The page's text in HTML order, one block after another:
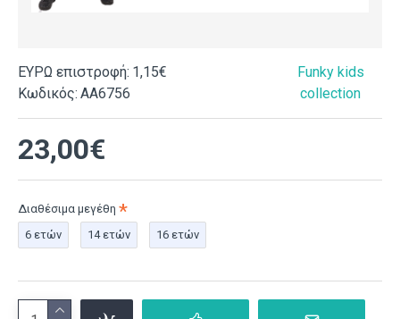
ΕΥΡΩ επιστροφή: 1,15€
Κωδικός: ΑΑ6756
Funky kids
collection
23,00€
Διαθέσιμα μεγέθη
6 ετών
14 ετών 16 ετών